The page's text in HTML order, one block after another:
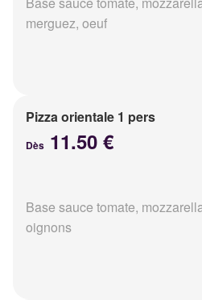
merguez, oeuf
Pizza orientale 1 pers
Dès 11.50 €
Base sauce tomate,
oignons